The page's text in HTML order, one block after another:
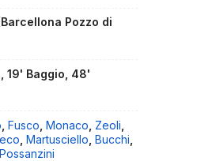
Pozzo di
19' Baggio, 48'
,Fusco ,Monaco Zeoli
,Martusciello ,Bucchi
Possanzini